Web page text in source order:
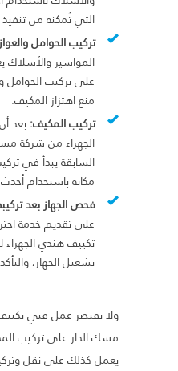
التي تُمكنه من تنفيذ
تركيب الحوامل
المواسير
على تركيب الحوامل
منع اهتزاز المكيف.
تركيب المكيف:بعد
الجهراء من شركة
السابقة يبدأ في
مكانه باستخدام
فحص الجهاز بعد
على تقديم خدمة
تكييف هندي الجهراء
تشغيل الجهاز،
ولا يقتصر عمل فني
مسك الدار على تركيب
يعمل كذلك على نقل